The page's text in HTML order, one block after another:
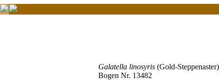
Galatella linosyris (Gold-Steppenaster)
Bogen Nr. 13482